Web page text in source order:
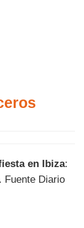
en Ibiza:
Fuente Diario